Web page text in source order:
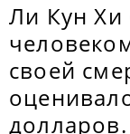
Ли Кун
своей